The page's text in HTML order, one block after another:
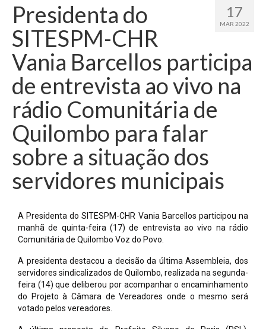
17
MAR 2022
Presidenta do
SITESPM-CHR
Vania Barcellos participa
de entrevista ao vivo na
rádio Comunitária de
Quilombo para falar
sobre a situação dos
servidores municipais
A Presidenta do SITESPM-CHR Vania Barcellos participou na
manhã de quinta-feira (17) de entrevista ao vivo na rádio
Comunitária de Quilombo Voz do Povo.
A presidenta destacou a decisão da última Assembleia, dos
servidores sindicalizados de Quilombo, realizada na segunda-
feira (14) que deliberou por acompanhar o encaminhamento
do Projeto à Câmara de Vereadores onde o mesmo será
votado pelos vereadores.